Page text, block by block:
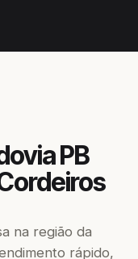
PB
na região da
rápido,